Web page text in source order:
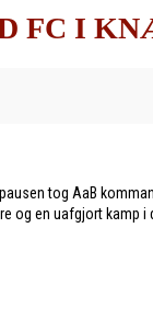
FC I
tog AaB
og en uafgjort kamp